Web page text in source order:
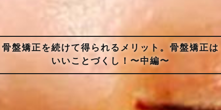
骨盤矯正を続けて得られるメリット。骨盤矯正は
いいことづくし！〜中編〜